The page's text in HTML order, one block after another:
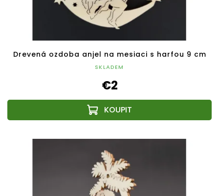
Drevená ozdoba anjel na mesiaci s harfou 9 cm
SKLADEM
€2